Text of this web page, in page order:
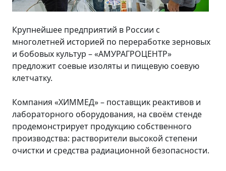
Крупнейшее предприятий в России с
многолетней историей по переработке зерновых
и бобовых культур – «АМУРАГРОЦЕНТР»
предложит соевые изоляты и пищевую соевую
клетчатку.
Компания «ХИММЕД» – поставщик реактивов и
лабораторного оборудования, на своём стенде
продемонстрирует продукцию собственного
производства: растворители высокой степени
очистки и средства радиационной безопасности.